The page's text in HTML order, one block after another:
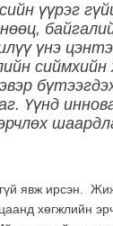
үүрэг
үнэ
Үүнд
явж ирсэн.
хөгжлийн